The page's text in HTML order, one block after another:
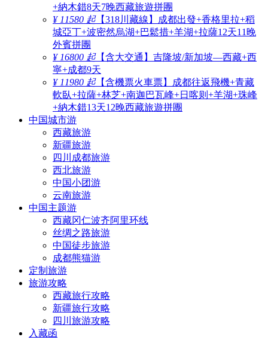
+納木錯8天7晚西藏旅遊拼團
¥ 11580 起【318川藏線】成都出發+香格里拉+稻
城亞丁+波密然烏湖+巴鬆措+羊湖+拉薩12天11晚
外賓拼團
¥ 16800 起【含大交通】吉隆坡/新加坡—西藏+西
寧+成都9天
¥ 11980 起【含機票火車票】成都往返飛機+青藏
軟臥+拉薩+林芝+南迦巴瓦峰+日喀则+羊湖+珠峰
+納木錯13天12晚西藏旅遊拼團
中国城市游
西藏旅游
新疆旅游
四川成都旅游
西北旅游
中国小团游
云南旅游
中国主题游
西藏冈仁波齐阿里环线
丝绸之路旅游
中国徒步旅游
成都熊猫游
定制旅游
旅游攻略
西藏旅行攻略
新疆旅行攻略
四川旅游攻略
入藏函